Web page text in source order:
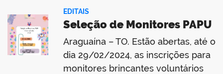
EDITAIS
Seleção de Monitores PAPU
Araguaína – TO. Estão abertas, até o
dia 29/02/2024, as inscrições para
monitores brincantes voluntários